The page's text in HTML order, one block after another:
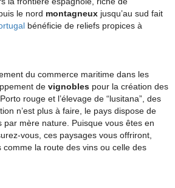
le nord montagneux jusqu’au sud fait
bénéficie de reliefs propices à
du commerce maritime dans les
de vignobles pour la création des
rouge et l’élevage de “lusitana”, des
n’est plus à faire, le pays dispose de
par mère nature. Puisque vous êtes en
vous, ces paysages vous offriront,
comme la route des vins ou celle des